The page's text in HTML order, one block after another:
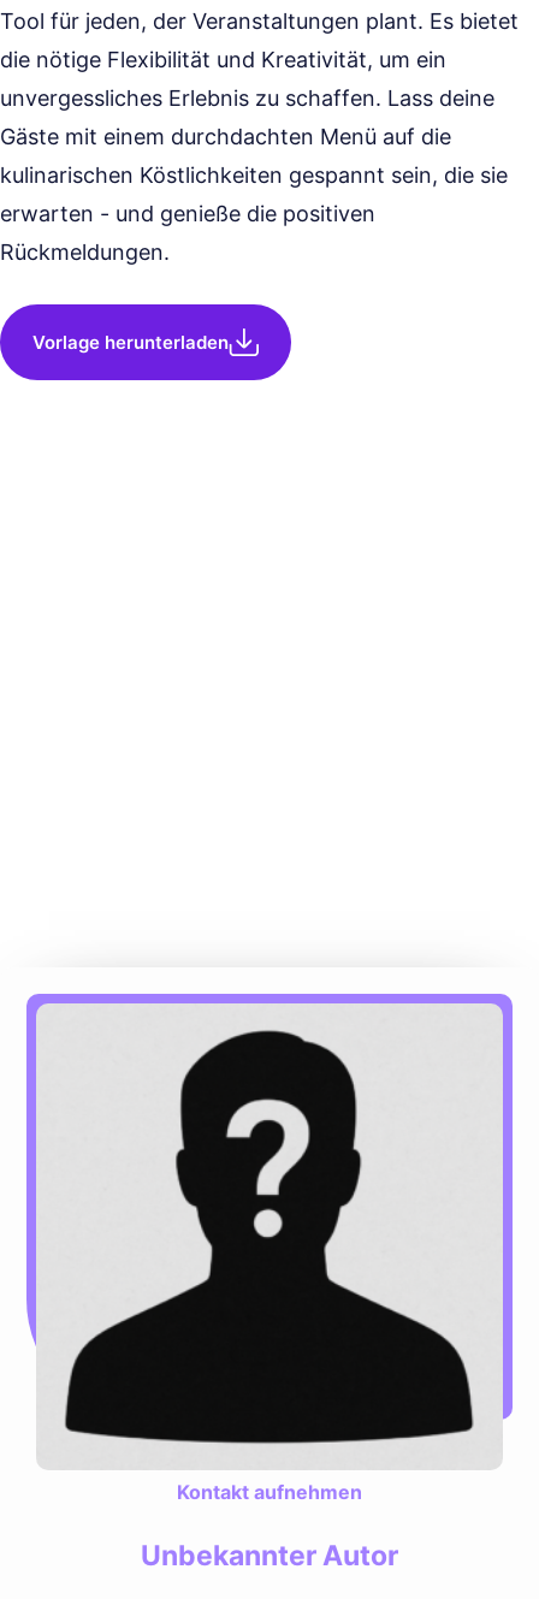
Tool für jeden, der Veranstaltungen plant. Es bietet
die nötige Flexibilität und Kreativität, um ein
unvergessliches Erlebnis zu schaffen. Lass deine
Gäste mit einem durchdachten Menü auf die
kulinarischen Köstlichkeiten gespannt sein, die sie
erwarten - und genieße die positiven
Rückmeldungen.
Vorlage herunterladen
Kontakt aufnehmen
Unbekannter Autor